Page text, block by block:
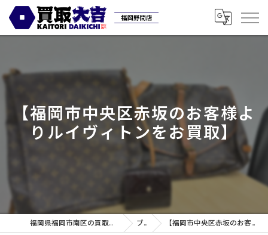
【福岡市中央区赤坂のお客様よ
りルイヴィトンをお買取】
福岡県福岡市南区の買取なら買取専門店大吉 福岡野間店 ブログ 【福岡市中央区赤坂のお客様よりルイヴィトンをお買取】